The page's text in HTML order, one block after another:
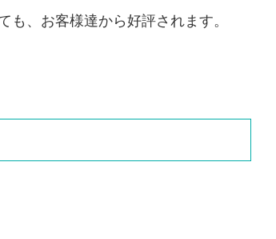
、お客様達から好評されます。